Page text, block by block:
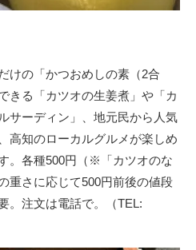
けの「かつおめしの素（2合
きる「カツオの生姜煮」や「カ
サーディン」、地元民から人気
高知のローカルグルメが楽しめ
。各種500円（※「カツオのな
重さに応じて500円前後の値段
。注文は電話で。（TEL: